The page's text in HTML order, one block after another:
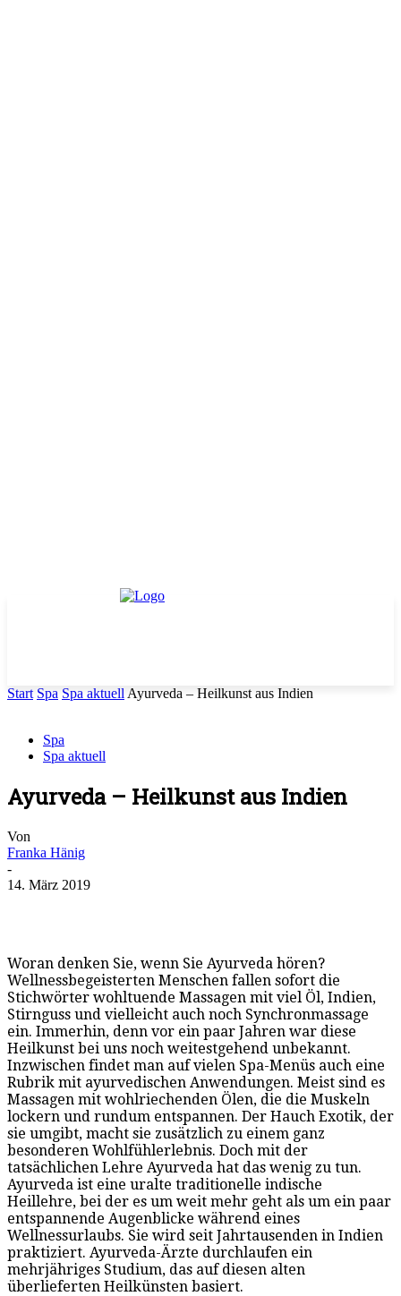
Start Spa Spa aktuell Ayurveda – Heilkunst aus Indien
Spa
Spa aktuell
Ayurveda – Heilkunst aus Indien
Von
Franka Hänig
-
14. März 2019
Woran denken Sie, wenn Sie Ayurveda hören?
Wellnessbegeisterten Menschen fallen sofort die
Stichwörter wohltuende Massagen mit viel Öl, Indien,
Stirnguss und vielleicht auch noch Synchronmassage
ein. Immerhin, denn vor ein paar Jahren war diese
Heilkunst bei uns noch weitestgehend unbekannt.
Inzwischen findet man auf vielen Spa-Menüs auch eine
Rubrik mit ayurvedischen Anwendungen. Meist sind es
Massagen mit wohlriechenden Ölen, die die Muskeln
lockern und rundum entspannen. Der Hauch Exotik, der
sie umgibt, macht sie zusätzlich zu einem ganz
besonderen Wohlfühlerlebnis. Doch mit der
tatsächlichen Lehre Ayurveda hat das wenig zu tun.
Ayurveda ist eine uralte traditionelle indische
Heillehre, bei der es um weit mehr geht als um ein paar
entspannende Augenblicke während eines
Wellnessurlaubs. Sie wird seit Jahrtausenden in Indien
praktiziert. Ayurveda-Ärzte durchlaufen ein
mehrjähriges Studium, das auf diesen alten
überlieferten Heilkünsten basiert.